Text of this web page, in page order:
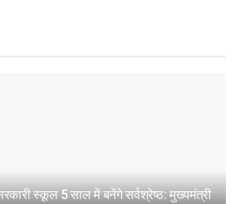
स्कूल 5 साल में बनेंगे सर्वश्रेष्ठ: मुख्यमंत्री